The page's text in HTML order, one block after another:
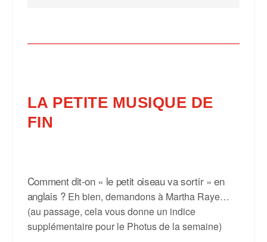
LA PETITE MUSIQUE DE
FIN
Comment dit-on « le petit oiseau va sortir » en
anglais ? Eh bien, demandons à Martha Raye…
(au passage, cela vous donne un indice
supplémentaire pour le Photus de la semaine)